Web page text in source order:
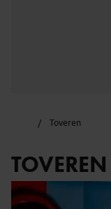
Toveren
TOVEREN